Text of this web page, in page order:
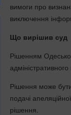
вимоги про
виключення
Що вирішив суд
Рішенням
Рішення може
подачі
рішення.